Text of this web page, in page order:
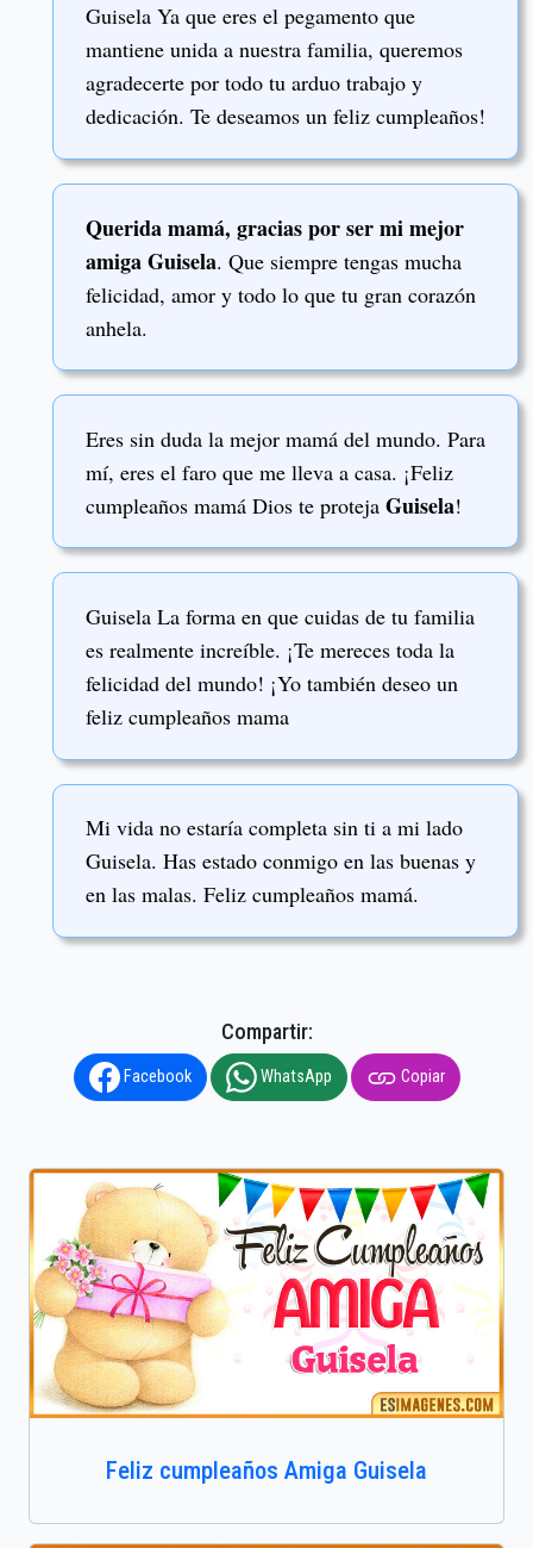
Guisela Ya que eres el pegamento que
mantiene unida a nuestra familia, queremos
agradecerte por todo tu arduo trabajo y
dedicación. Te deseamos un feliz cumpleaños!
Querida mamá, gracias por ser mi mejor
amiga Guisela. Que siempre tengas mucha
felicidad, amor y todo lo que tu gran corazón
anhela.
Eres sin duda la mejor mamá del mundo. Para
mí, eres el faro que me lleva a casa. ¡Feliz
cumpleaños mamá Dios te proteja Guisela!
Guisela La forma en que cuidas de tu familia
es realmente increíble. ¡Te mereces toda la
felicidad del mundo! ¡Yo también deseo un
feliz cumpleaños mama
Mi vida no estaría completa sin ti a mi lado
Guisela. Has estado conmigo en las buenas y
en las malas. Feliz cumpleaños mamá.
Compartir:
Facebook WhatsApp Copiar
Feliz cumpleaños Amiga Guisela